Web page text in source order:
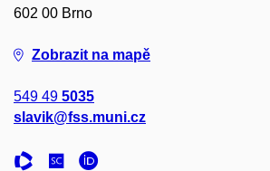
602 00 Brno
Zobrazit na mapě
549 49 5035
slavik@fss.muni.cz